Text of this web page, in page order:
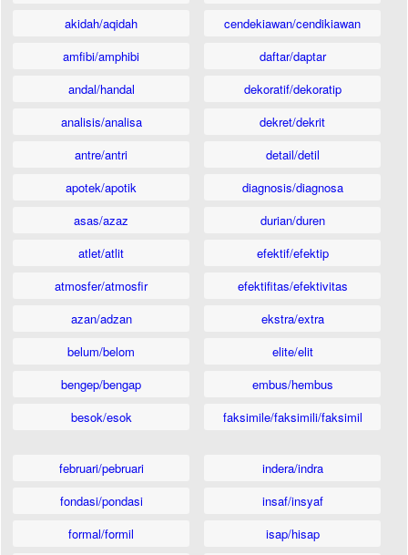
akidah/aqidah
amfibi/amphibi
andal/handal
analisis/analisa
antre/antri
apotek/apotik
asas/azaz
atlet/atlit
atmosfer/atmosfir
azan/adzan
belum/belom
bengep/bengap
besok/esok
cendekiawan/cendikiawan
daftar/daptar
dekoratif/dekoratip
dekret/dekrit
detail/detil
diagnosis/diagnosa
durian/duren
efektif/efektip
efektifitas/efektivitas
ekstra/extra
elite/elit
embus/hembus
faksimile/faksimili/faksimil
februari/pebruari
fondasi/pondasi
formal/formil
indera/indra
insaf/insyaf
isap/hisap